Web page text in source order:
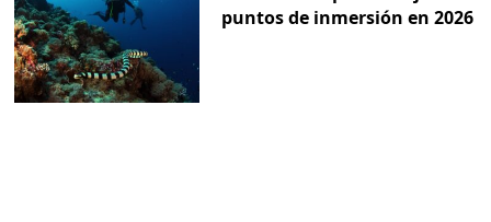
puntos de inmersión en 2026